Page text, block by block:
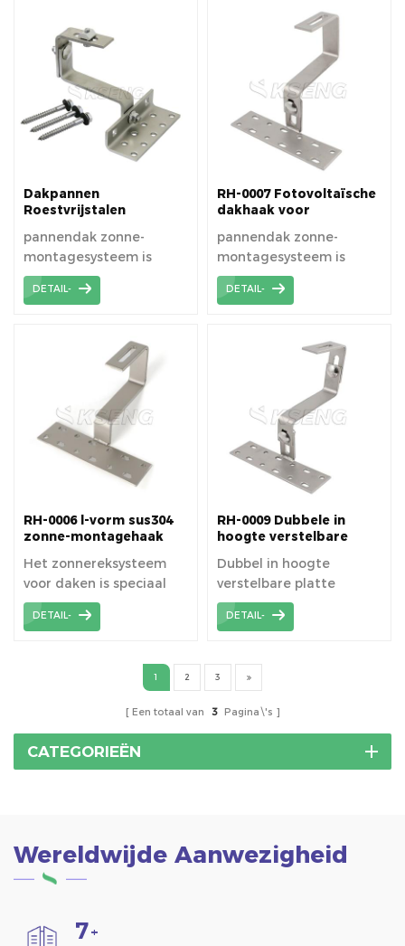
verschillende accessoires
en systemen het
mogelijk om met Kseng-
systemen bijna elke PV-
moduleconfiguratie op
elk dak te bevestigen.
Dakpannen
Roestvrijstalen
pannendak zonne-
montagesysteem is
ontworpen voor
installatie van PV-
DETAIL-
RH-0007 Fotovoltaïsche
dakhaak voor
pannendak zonne-
montagesysteem is
ontworpen voor
installatie van Spaanse /
het dak van PV-modules.
DETAIL-
RH-0006 l-vorm sus304
zonne-montagehaak
Het zonnereksysteem
voor daken is speciaal
ontworpen voor
residentiële en
DETAIL-
RH-0009 Dubbele in
hoogte verstelbare
304Hook
Dubbel in hoogte
verstelbare platte
tegelhaken zijn handiger
voor die pannendaken
aanpassingen vereisen.
DETAIL-
1 2 3
Een totaal van 3 Pagina\'s
CATEGORIEËN
Wereldwijde Aanwezigheid
7+